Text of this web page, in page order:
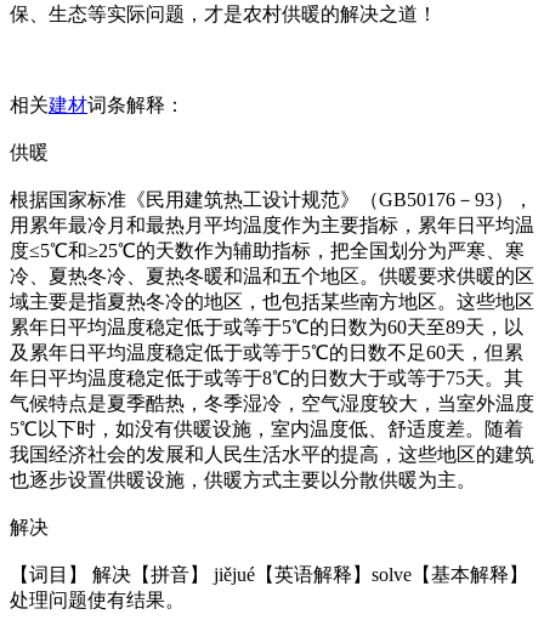
保、生态等实际问题，才是农村供暖的解决之道！
相关建材词条解释：
供暖
根据国家标准《民用建筑热工设计规范》（GB50176－93），
用累年最冷月和最热月平均温度作为主要指标，累年日平均温
度≤5℃和≥25℃的天数作为辅助指标，把全国划分为严寒、寒
冷、夏热冬冷、夏热冬暖和温和五个地区。供暖要求供暖的区
域主要是指夏热冬冷的地区，也包括某些南方地区。这些地区
累年日平均温度稳定低于或等于5℃的日数为60天至89天，以
及累年日平均温度稳定低于或等于5℃的日数不足60天，但累
年日平均温度稳定低于或等于8℃的日数大于或等于75天。其
气候特点是夏季酷热，冬季湿冷，空气湿度较大，当室外温度
5℃以下时，如没有供暖设施，室内温度低、舒适度差。随着
我国经济社会的发展和人民生活水平的提高，这些地区的建筑
也逐步设置供暖设施，供暖方式主要以分散供暖为主。
解决
【词目】 解决【拼音】 jiějué【英语解释】solve【基本解释】
处理问题使有结果。